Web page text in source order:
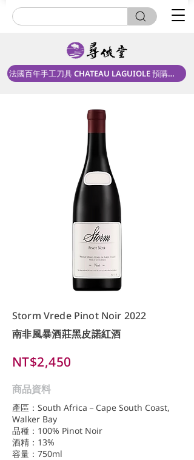
法國百年手工刀具 CHATEAU LAGUIOLE 預購中！
Storm Vrede Pinot Noir 2022
南非風暴酒莊黑皮諾紅酒
NT$2,450
商品資料
產區：South Africa－Cape South Coast,
Walker Bay
品種：100% Pinot Noir
酒精：13%
容量：750ml